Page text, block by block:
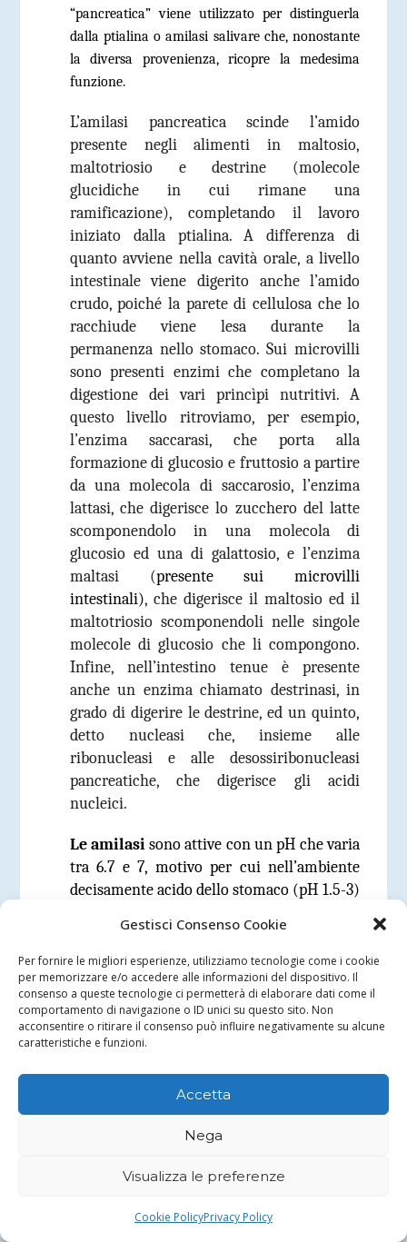
Gestisci Consenso Cookie
Per fornire le migliori esperienze, utilizziamo tecnologie come i cookie
per memorizzare e/o accedere alle informazioni del dispositivo. Il
consenso a queste tecnologie ci permetterà di elaborare dati come il
comportamento di navigazione o ID unici su questo sito. Non
acconsentire o ritirare il consenso può influire negativamente su alcune
caratteristiche e funzioni.
Accetta
Nega
Visualizza le preferenze
Cookie PolicyPrivacy Policy
“pancreatica” viene utilizzato per distinguerla
dalla ptialina o amilasi salivare che, nonostante
la diversa provenienza, ricopre la medesima
funzione.
L’amilasi pancreatica scinde l’amido
presente negli alimenti in maltosio,
maltotriosio e destrine (molecole
glucidiche in cui rimane una
ramificazione), completando il lavoro
iniziato dalla ptialina. A differenza di
quanto avviene nella cavità orale, a livello
intestinale viene digerito anche l’amido
crudo, poiché la parete di cellulosa che lo
racchiude viene lesa durante la
permanenza nello stomaco. Sui microvilli
sono presenti enzimi che completano la
digestione dei vari princìpi nutritivi. A
questo livello ritroviamo, per esempio,
l’enzima saccarasi, che porta alla
formazione di glucosio e fruttosio a partire
da una molecola di saccarosio, l’enzima
lattasi, che digerisce lo zucchero del latte
scomponendolo in una molecola di
glucosio ed una di galattosio, e l’enzima
maltasi (presente sui microvilli
intestinali), che digerisce il maltosio ed il
maltotriosio scomponendoli nelle singole
molecole di glucosio che li compongono.
Infine, nell’intestino tenue è presente
anche un enzima chiamato destrinasi, in
grado di digerire le destrine, ed un quinto,
detto nucleasi che, insieme alle
ribonucleasi e alle desossiribonucleasi
pancreatiche, che digerisce gli acidi
nucleici.
Le amilasisono attive con un pH che varia
tra 6.7 e 7, motivo per cui nell’ambiente
decisamente acido dello stomaco (pH 1.5-3)
amilasi, inoltre, non riescono a digerire
l’amido contenuto nei granuli, motivo per
cui è efficace solo se l’alimento viene cotto.
Se l’amido è crudo, l’acidità gastrica
favorisce la rottura dei granuli in cui è
racchiuso, facilitando la successiva azione
delle amilasi pancreatiche.
Le amilasinon possono invece
idrolizzare i legami di tipo α-1,6
dell’amilopectina;
Glicogeno